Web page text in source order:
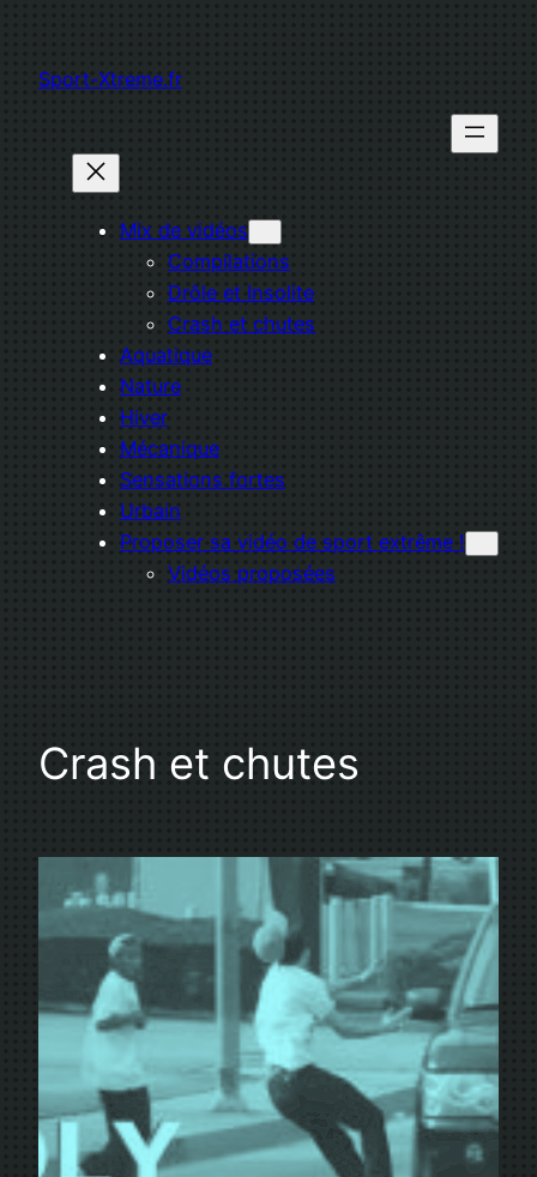
contenu
Sport-Xtreme.fr
Mix de vidéos
Compilations
Drôle et Insolite
Crash et chutes
Aquatique
Nature
Hiver
Mécanique
Sensations fortes
Urbain
Proposer sa vidéo de sport extrême !
Vidéos proposées
Crash et chutes